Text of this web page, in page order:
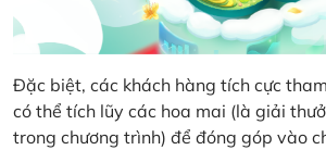
Đặc biệt, các khách hàng tích cực
có thể tích lũy các hoa mai (là giải
trong chương trình) để đóng góp vào